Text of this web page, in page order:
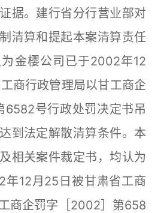
据。建行省分行营业部对
清算和提起本案清算责任
金樱公司已于2002年12
商行政管理局以甘工商企
6582号行政处罚决定书吊
到法定解散清算条件。本
相关案件裁定书，均认为
年12月25日被甘肃省工商
商企罚字［2002］第658